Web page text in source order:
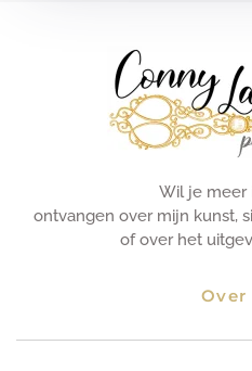
Wil je meer
ontvangen over mijn kunst,
of over het